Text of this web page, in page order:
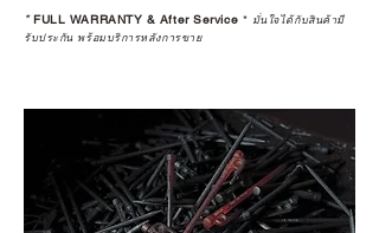
*FULL WARRANTY & After Service * มั่นใจได้กับสินค้ามี
รับประกัน พร้อมบริการหลังการขาย